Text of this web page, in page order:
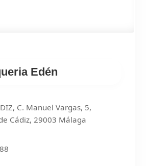
Edén
C. Manuel Vargas, 5,
Cádiz, 29003 Málaga